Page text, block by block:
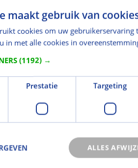
1
Raamdecoratie
4
MK12
5
1,84
eenheid
maakt gebruik van
cookies om uw
in met alle cookies in
(1192) →
Prestatie Targeting
ALLES